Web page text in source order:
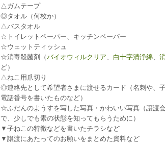
△ガムテープ
◎タオル（何枚か）
△バスタオル
☆トイレットペーパー、キッチンペーパー
☆ウェットティッシュ
☆消毒殺菌剤（バイオウィルクリア 白十字清浄綿
ど）
△ねこ用爪切り
◎連絡先として希望者さまに渡せるカード（名刺や、
電話番号を書いたものなど）
☆ふだんのようすを写した写真・かわいい写真（譲渡
で、少しでも素の状態を知ってもらうために）
▼子ねこの特徴などを書いたチラシなど
▼譲渡にあたってのお願いをまとめた資料など